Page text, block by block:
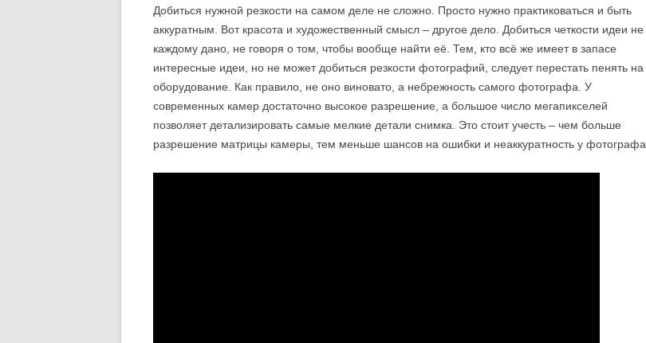
Добиться нужной резкости на самом деле не сложно. Просто нужно практиковаться и быть
аккуратным. Вот красота и художественный смысл – другое дело. Добиться четкости идеи не
каждому дано, не говоря о том, чтобы вообще найти её. Тем, кто всё же имеет в запасе
интересные идеи, но не может добиться резкости фотографий, следует перестать пенять на
оборудование. Как правило, не оно виновато, а небрежность самого фотографа. У
современных камер достаточно высокое разрешение, а большое число мегапикселей
позволяет детализировать самые мелкие детали снимка. Это стоит учесть – чем больше
разрешение матрицы камеры, тем меньше шансов на ошибки и неаккуратность у фотографа.